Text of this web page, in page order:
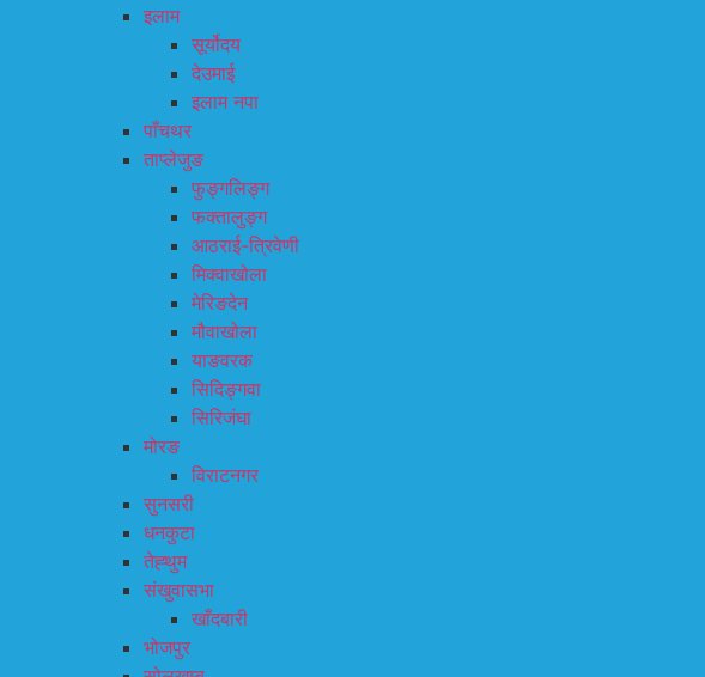
इलाम
सूर्योदय
देउमाई
इलाम नपा
पाँचथर
ताप्लेजुङ
फुङ्गलिङ्ग
फक्तालुङ्ग
आठराई-त्रिवेणी
मिक्वाखोला
मेरिङदेन
मौवाखोला
याङवरक
सिदिङ्गवा
सिरिजंघा
मोरङ
विराटनगर
सुनसरी
धनकुटा
तेह्थुम
संखुवासभा
खाँदबारी
भोजपुर